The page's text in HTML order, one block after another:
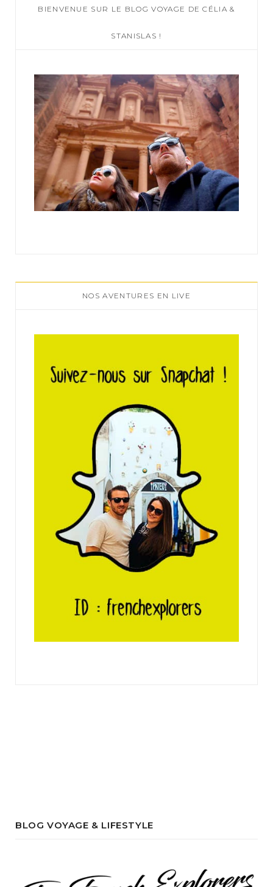
h
:
BIENVENUE SUR LE BLOG VOYAGE DE CÉLIA &
STANISLAS !
NOS AVENTURES EN LIVE
BLOG VOYAGE & LIFESTYLE